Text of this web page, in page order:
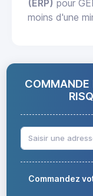
(ERP) pour
moins d'une
COMMANDE
Commandez